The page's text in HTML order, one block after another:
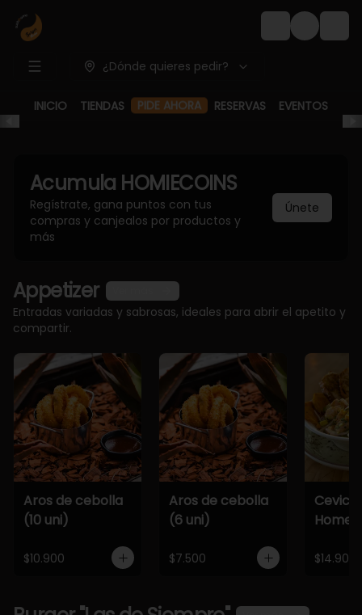
Login
¿Dónde quieres pedir?
INICIO TIENDAS
PIDE AHORA
RESERVAS EVENTOS
Acumula HOMIECOINS
Regístrate, gana puntos con tus
compras y canjealos por productos y
más
Únete
Appetizer
Entradas variadas y sabrosas, ideales para abrir el apetito y
compartir.
Aros de cebolla
(10 uni)
$10.900
Aros de cebolla
(6 uni)
$7.500
Home
$14.900